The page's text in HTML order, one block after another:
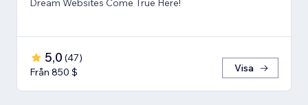
Dream Websites Come True Here!
5,0 (47)
Från 850 $
Visa